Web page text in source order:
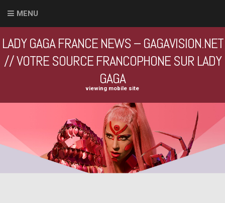
MENU
LADY GAGA FRANCE NEWS – GAGAVISION.NET
// VOTRE SOURCE FRANCOPHONE SUR LADY
GAGA
viewing mobile site